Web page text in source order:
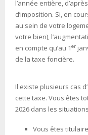
l’année entière,
d’imposition. Si, en
au sein de votre
votre bien),
en compte qu’au 1er
de la taxe foncière.
Il existe plusieurs cas
cette taxe. Vous êtes
2026 dans les
Vous êtes